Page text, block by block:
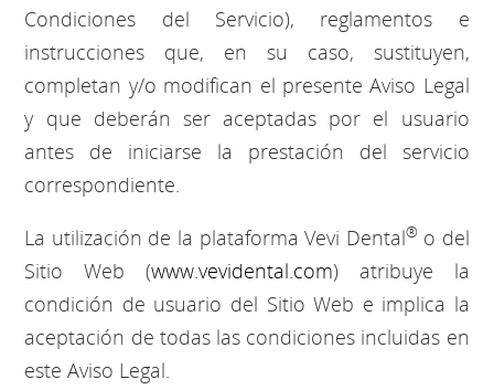
Condiciones del Servicio), reglamentos e
instrucciones que, en su caso, sustituyen,
completan y/o modifican el presente Aviso Legal
y que deberán ser aceptadas por el usuario
antes de iniciarse la prestación del servicio
correspondiente.
La utilización de la plataforma Vevi Dental®o del
Sitio Web (www.vevidental.com) atribuye la
condición de usuario del Sitio Web e implica la
aceptación de todas las condiciones incluidas en
este Aviso Legal.